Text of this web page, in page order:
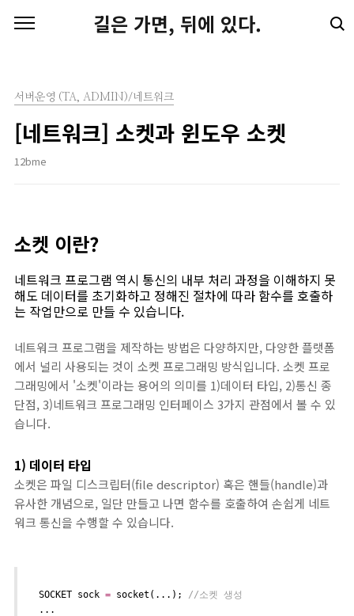
길은 가면, 뒤에 있다.
서버운영 (TA, ADMIN)/네트워크
[네트워크] 소켓과 윈도우 소켓
12bme
소켓 이란?
네트워크 프로그램 역시 통신의 내부 처리 과정을 이해하지 못
해도 데이터를 초기화하고 정해진 절차에 따라 함수를 호출하
는 작업만으로 만들 수 있습니다.
네트워크 프로그램을 제작하는 방법은 다양하지만, 다양한 플랫폼
에서 널리 사용되는 것이 소켓 프로그래밍 방식입니다. 소켓 프로
그래밍에서 '소켓'이라는 용어의 의미를 1)데이터 타입, 2)통신 종
단점, 3)네트워크 프로그래밍 인터페이스 3가지 관점에서 볼 수 있
습니다.
1) 데이터 타입
소켓은 파일 디스크립터(file descriptor) 혹은 핸들(handle)과
유사한 개념으로, 일단 만들고 나면 함수를 호출하여 손쉽게 네트
워크 통신을 수행할 수 있습니다.
SOCKET sock = socket(...); //소켓 생성
...